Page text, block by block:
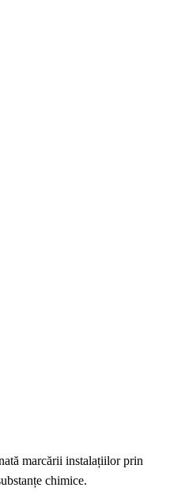
marcării instalațiilor prin
chimice.